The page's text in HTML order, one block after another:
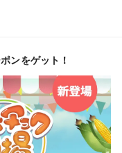
ンをゲット！